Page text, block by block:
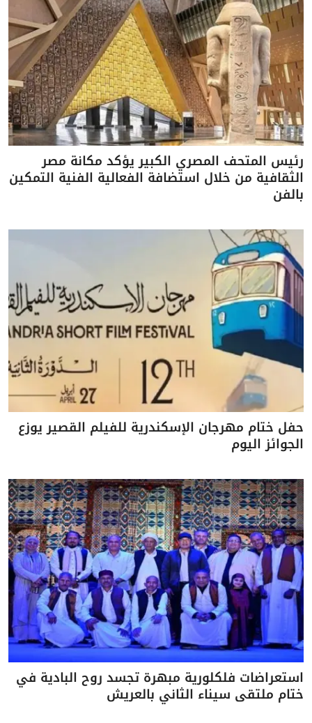
رئيس المتحف المصري الكبير يؤكد مكانة مصر
الثقافية من خلال استضافة الفعالية الفنية التمكين
بالفن
حفل ختام مهرجان الإسكندرية للفيلم القصير يوزع
الجوائز اليوم
استعراضات فلكلورية مبهرة تجسد روح البادية في
ختام ملتقى سيناء الثاني بالعريش